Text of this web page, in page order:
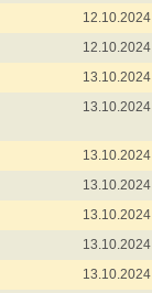
12.10.2024
12.10.2024
13.10.2024
13.10.2024
13.10.2024
13.10.2024
13.10.2024
13.10.2024
13.10.2024